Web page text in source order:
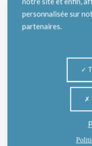
personnalisée sur
partenaires.